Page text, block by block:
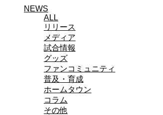
ソシオス
バモス
チアダンススクール
ボランティアチーム「volundeer」
ビクトリーロード
HOMEGAME
観戦ルール＆マナー
ホームゲーム運営管理規定
Jリーグ運営管理規定
写真・動画使用ガイドライン
ロートフィールド奈良
NEWS
ALL
リリース
メディア
試合情報
グッズ
ファンコミュニティ
普及・育成
ホームタウン
コラム
その他